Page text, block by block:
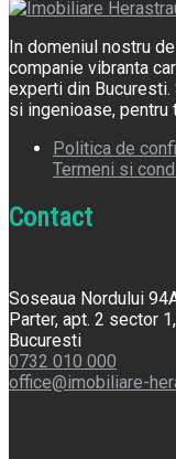
In domeniul nostru
companie vibranta
experti din
si ingenioase,
Politica de
Termeni si
Contact
Soseaua Nordului
Parter, apt. 2 sector 1,
Bucuresti
0732 010 000
office@imobiliare-